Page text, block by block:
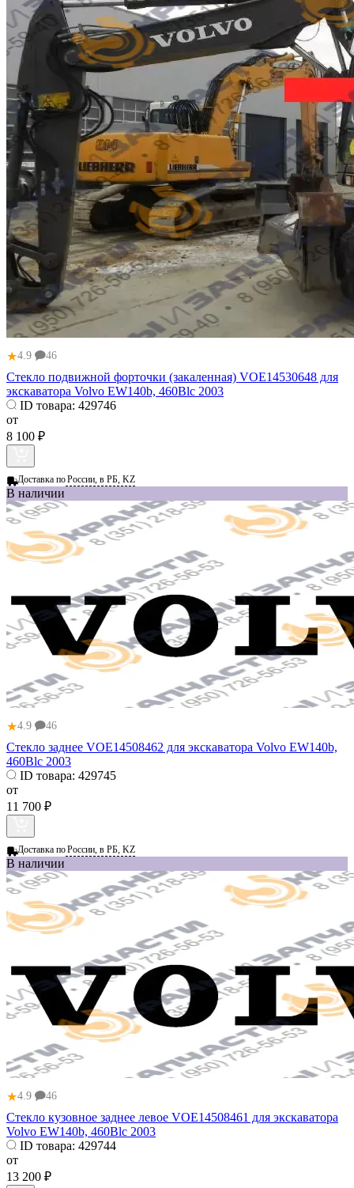
★4.9 46
Стекло подвижной форточки (закаленная) VOE14530648 для
экскаватора Volvo EW140b, 460Blc 2003
ID товара: 429746
от
8 100 ₽
Доставка поРоссии, в РБ, KZ
В наличии
★4.9 46
Стекло заднее VOE14508462 для экскаватора Volvo EW140b,
460Blc 2003
ID товара: 429745
от
11 700 ₽
Доставка поРоссии, в РБ, KZ
В наличии
★4.9 46
Стекло кузовное заднее левое VOE14508461 для экскаватора
Volvo EW140b, 460Blc 2003
ID товара: 429744
от
13 200 ₽